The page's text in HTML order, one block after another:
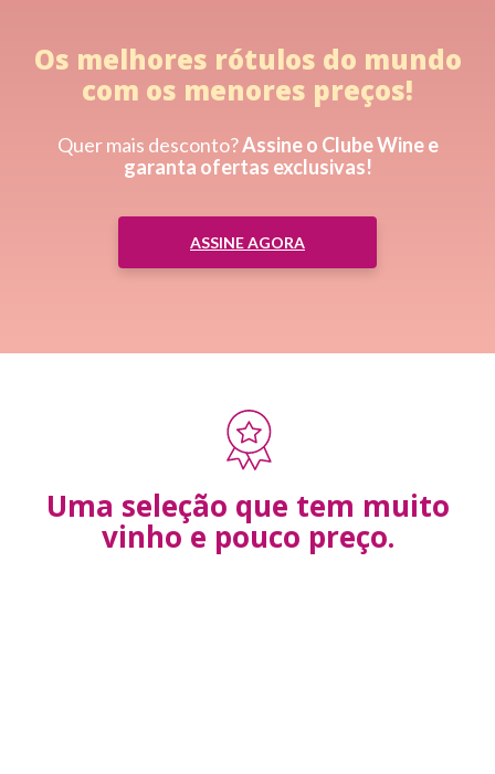
Os melhores rótulos do mundo
com os menores preços!
Quer mais desconto?Assine o Clube Wine e
garanta ofertas exclusivas!
ASSINE AGORA
Uma seleção que tem muito
vinho e pouco preço.